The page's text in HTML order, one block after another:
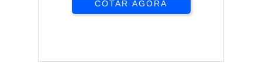
COTAR AGORA